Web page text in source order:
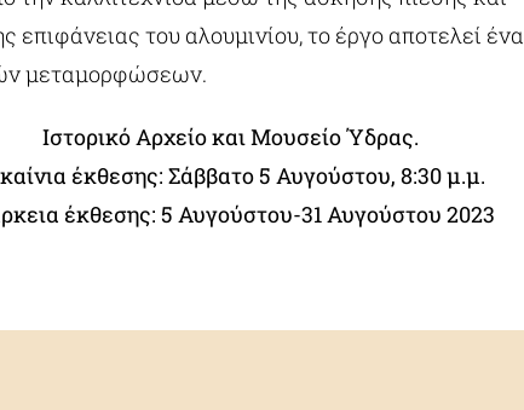
του αλουμινίου, το έργο αποτελεί ένα
μεταμορφώσεων.
Ιστορικό Αρχείο και Μουσείο Ύδρας.
έκθεσης: Σάββατο 5 Αυγούστου, 8:30 μ.μ.
έκθεσης: 5 Αυγούστου-31 Αυγούστου 2023